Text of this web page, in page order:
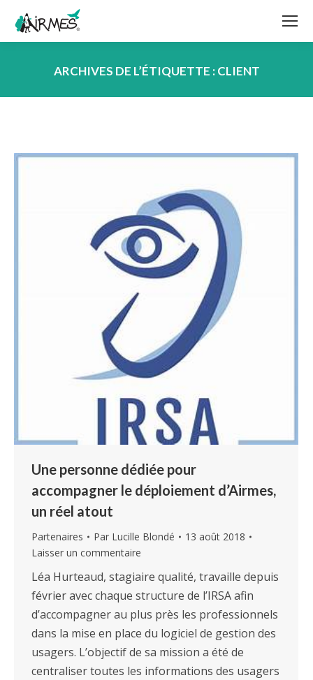
ARCHIVES DE L’ÉTIQUETTE :CLIENT
Une personne dédiée pour
accompagner le déploiement d’Airmes,
un réel atout
Partenaires Par Lucille Blondé
13 août 2018
Laisser un commentaire
Léa Hurteaud, stagiaire qualité, travaille depuis
février avec chaque structure de l’IRSA afin
d’accompagner au plus près les professionnels
dans la mise en place du logiciel de gestion des
usagers. L’objectif de sa mission a été de
centraliser toutes les informations des usagers